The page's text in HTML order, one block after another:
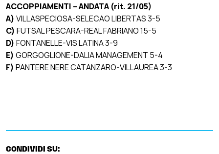
ACCOPPIAMENTI – ANDATA (rit. 21/05)
A) VILLASPECIOSA-SELECAO LIBERTAS 3-5
C) FUTSAL PESCARA-REAL FABRIANO 15-5
D) FONTANELLE-VIS LATINA 3-9
E) GORGOGLIONE-DALIA MANAGEMENT 5-4
F) PANTERE NERE CATANZARO-VILLAUREA 3-3
CONDIVIDI SU: